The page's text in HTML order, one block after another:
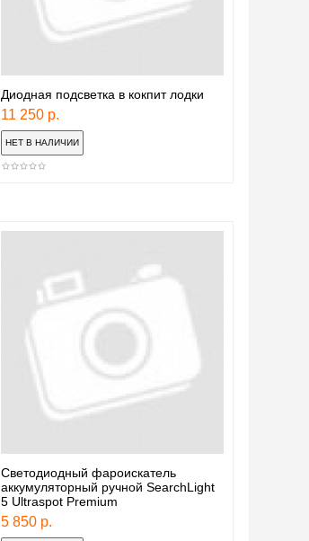
Диодная подсветка в кокпит лодки
11 250 р.
Светодиодный фароискатель
аккумуляторный ручной SearchLight
5 Ultraspot Premium
5 850 р.